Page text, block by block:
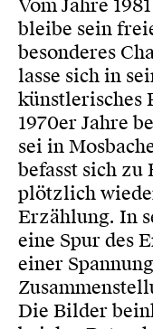
Vom Jahre
bleibe sein
besonderes
lasse sich in
künstlerisches
1970er Jahre
sei in
befasst sich
plötzlich
Erzählung. In
eine Spur des
einer
Die Bilder